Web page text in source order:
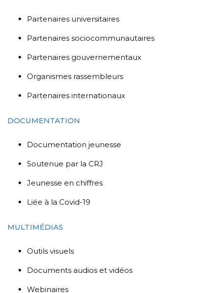
Partenaires universitaires
Partenaires sociocommunautaires
Partenaires gouvernementaux
Organismes rassembleurs
Partenaires internationaux
DOCUMENTATION
Documentation jeunesse
Soutenue par la CRJ
Jeunesse en chiffres
Liée à la Covid-19
MULTIMÉDIAS
Outils visuels
Documents audios et vidéos
Webinaires